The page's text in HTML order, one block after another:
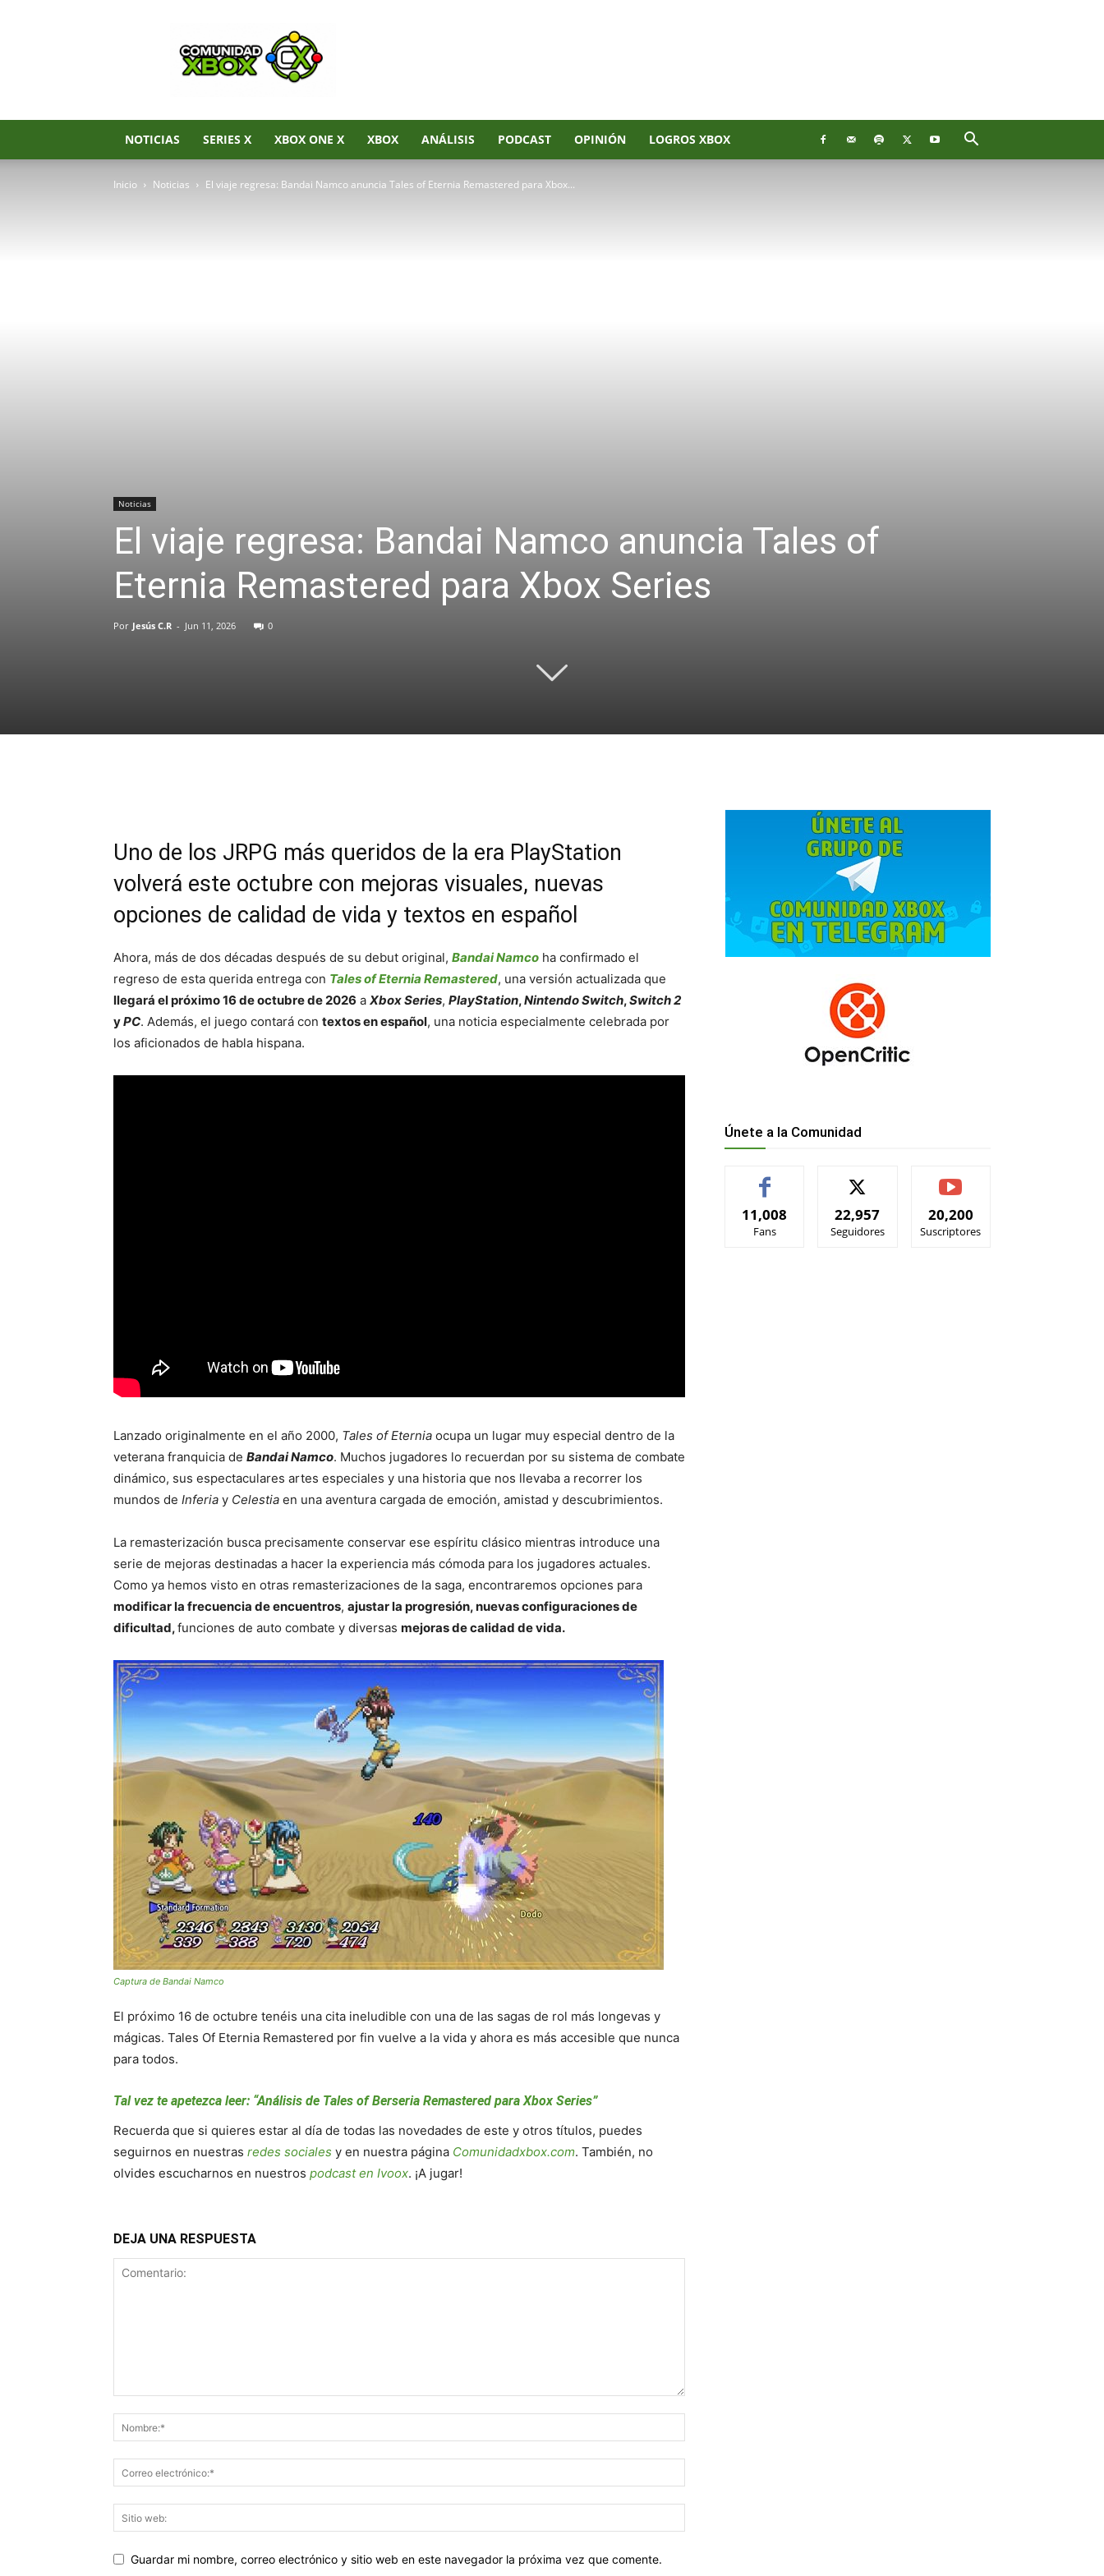
Noticias
de
Xbox
Series
Xbox
One
360
NOTICIAS SERIES X XBOX ONE X XBOX ANÁLISIS PODCAST OPINIÓN LOGROS XBOX
Inicio Noticias El viaje regresa: Bandai Namco anuncia Tales of Eternia Remastered para Xbox...
Noticias
El viaje regresa: Bandai Namco anuncia Tales of
Eternia Remastered para Xbox Series
Por Jesús C.R - Jun 11, 2026 0
Uno de los JRPG más queridos de la era PlayStation
volverá este octubre con mejoras visuales, nuevas
opciones de calidad de vida y textos en español
Ahora, más de dos décadas después de su debut original, Bandai Namco ha confirmado el
regreso de esta querida entrega con Tales of Eternia Remastered, una versión actualizada que
llegará el próximo 16 de octubre de 2026 a Xbox Series, PlayStation,Nintendo Switch,Switch 2
yPC. Además, el juego contará con textos en español, una noticia especialmente celebrada por
los aficionados de habla hispana.
Lanzado originalmente en el año 2000, Tales of Eternia ocupa un lugar muy especial dentro de la
veterana franquicia de Bandai Namco. Muchos jugadores lo recuerdan por su sistema de combate
dinámico, sus espectaculares artes especiales y una historia que nos llevaba a recorrer los
mundos de Inferia y Celestia en una aventura cargada de emoción, amistad y descubrimientos.
La remasterización busca precisamente conservar ese espíritu clásico mientras introduce una
serie de mejoras destinadas a hacer la experiencia más cómoda para los jugadores actuales.
Como ya hemos visto en otras remasterizaciones de la saga, encontraremos opciones para
modificar la frecuencia de encuentros, ajustar la progresión, nuevas configuraciones de
dificultad,funciones de auto combate y diversas mejoras de calidad de vida.
Captura de Bandai Namco
El próximo 16 de octubre tenéis una cita ineludible con una de las sagas de rol más longevas y
mágicas. Tales Of Eternia Remastered por fin vuelve a la vida y ahora es más accesible que nunca
para todos.
Tal vez te apetezca leer: “Análisis de Tales of Berseria Remastered para Xbox Series”
Recuerda que si quieres estar al día de todas las novedades de este y otros títulos, puedes
seguirnos en nuestras redes sociales y en nuestra página Comunidadxbox.com. También, no
olvides escucharnos en nuestros podcast en Ivoox. ¡A jugar!
DEJA UNA RESPUESTA
Guardar mi nombre, correo electrónico y sitio web en este navegador la próxima vez que comente.
Únete a la Comunidad
11,008
Fans
22,957
Seguidores
20,200
Suscriptores